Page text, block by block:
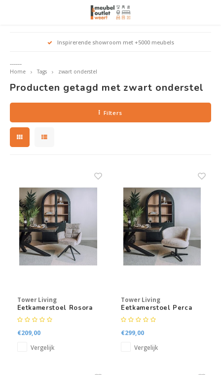
Hoofdmenu / woonmeubelen
Banken
Relaxstoelen
Dressoirs
Fauteuils
Kasten
Salontafels
Barkrukken
Eetkamerbanken
Inspirerende showroom met +5000 meubels
------
Home Tags zwart onderstel
Producten getagd met zwart onderstel
Filters
Tower Living
Eetkamerstoel Rosora
met armleuning
€209,00
Vergelijk
Tower Living
Eetkamerstoel Perca
€299,00
Vergelijk